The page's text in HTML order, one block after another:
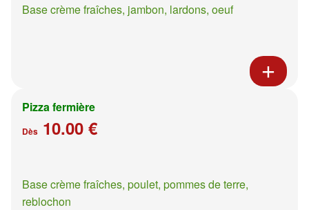
Base crème fraîches, jambon, lardons, oeuf
Pizza fermière
Dès 10.00 €
Base crème fraîches, poulet, pommes de terre,
reblochon